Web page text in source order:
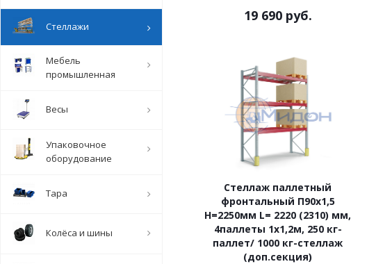
19 690руб.
Стеллаж паллетный
фронтальный П90х1,5
Н=2250мм L= 2220 (2310) мм,
4паллеты 1х1,2м, 250 кг-
паллет/ 1000 кг-стеллаж
(доп.секция)
Стеллажи
Мебель
промышленная
Весы
Упаковочное
оборудование
Тара
Колёса и шины